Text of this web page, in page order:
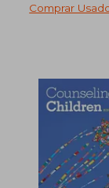
Comprar